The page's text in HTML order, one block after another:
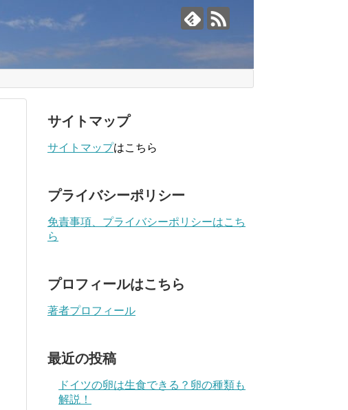
サイトマップ
サイトマップはこちら
プライバシーポリシー
免責事項、プライバシーポリシーはこち
ら
プロフィールはこちら
著者プロフィール
最近の投稿
ドイツの卵は生食できる？卵の種類も
解説！